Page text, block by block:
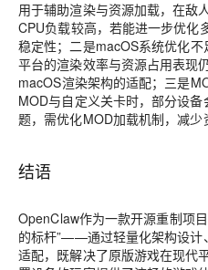
用于辅助渲染与资源加载，在敌
CPU负载较高，若能进一步优化
稳定性；二是macOS系统优化
平台的渲染效率与资源占用表现
macOS渲染架构的适配；三是
MOD与自定义关卡时，部分设
题，需优化MOD加载机制，减少
结语
OpenClaw作为一款开源重制项
的标杆”——通过轻量化架构设计
适配，既解决了原版游戏在现代